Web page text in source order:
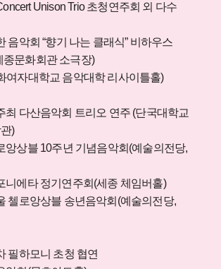
Unison Trio 초청연주회 외 다수
음악회 “향기 나는 클래식” 비하우스
종문화회관 소극장)
여자대학교 음악대학 리사이틀홀)
최 다산음악회 트리오 연주 (단국대학교
)
앙상블 10주년 기념음악회(예술의전당,
니에타 정기연주회(세종 체임버홀)
첼로앙상블 송년음악회(예술의전당,
필하모니 초청 협연